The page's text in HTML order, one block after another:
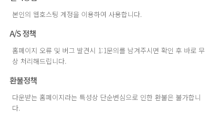
본인의 웹호스팅 계정을 이용하여 사용합니다.
A/S 정책
홈페이지 오류 및 버그 발견시 1:1문의를 남겨주시면 확인 후 바로 무
상 처리해드립니다.
환불정책
다운받는 홈페이지라는 특성상 단순변심으로 인한 환불은 불가합니
다.